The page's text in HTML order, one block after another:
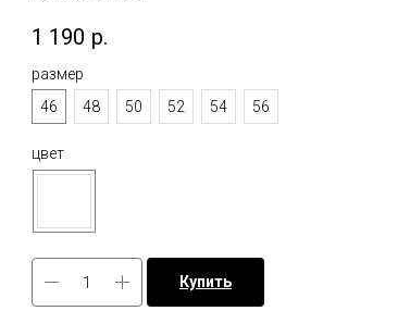
1 190 р.
размер
46
48 50 52 54 56
цвет
Купить